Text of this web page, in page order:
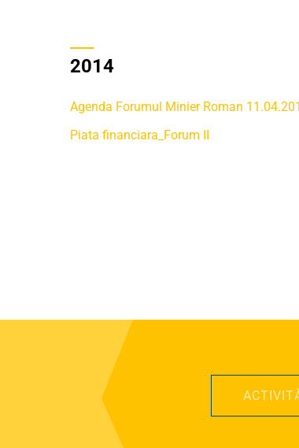
2014
Agenda Forumul Minier Roman
Piata financiara_Forum II